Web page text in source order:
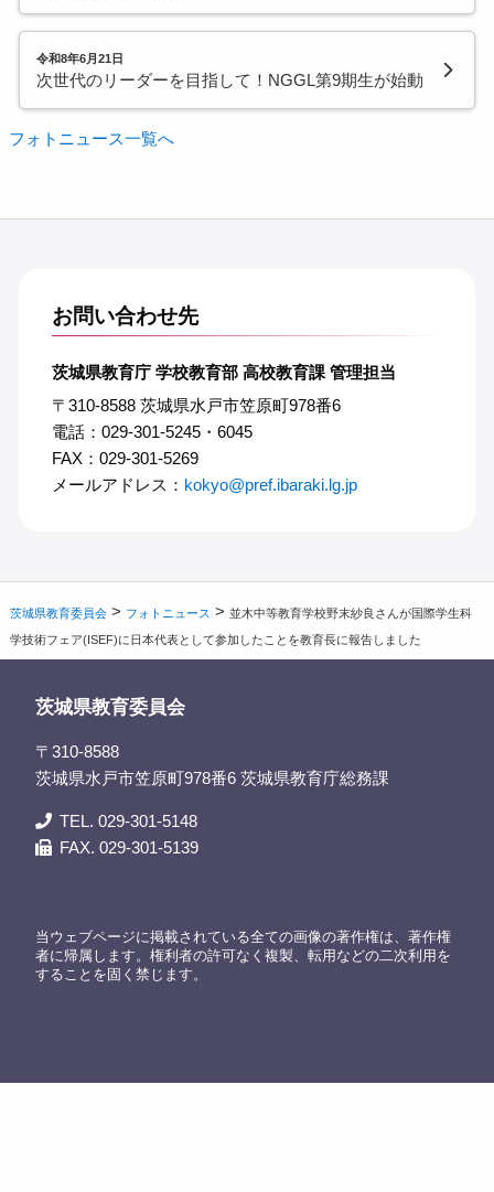
令和8年6月21日
次世代のリーダーを目指して！NGGL第9期生が始動
フォトニュース一覧へ
お問い合わせ先
茨城県教育庁 学校教育部 高校教育課 管理担当
〒310-8588 茨城県水戸市笠原町978番6
電話：029-301-5245・6045
FAX：029-301-5269
メールアドレス： kokyo@pref.ibaraki.lg.jp
茨城県教育委員会 > フォトニュース >並木中等教育学校野末紗良さんが国際学生科
学技術フェア(ISEF)に日本代表として参加したことを教育長に報告しました
茨城県教育委員会
〒310-8588
茨城県水戸市笠原町978番6 茨城県教育庁総務課
TEL. 029-301-5148
FAX. 029-301-5139
当ウェブページに掲載されている全ての画像の著作権は、著作権
者に帰属します。権利者の許可なく複製、転用などの二次利用を
することを固く禁じます。